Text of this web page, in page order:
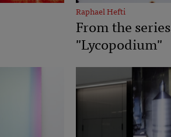
Raphael Hefti
From the series
"Lycopodium"